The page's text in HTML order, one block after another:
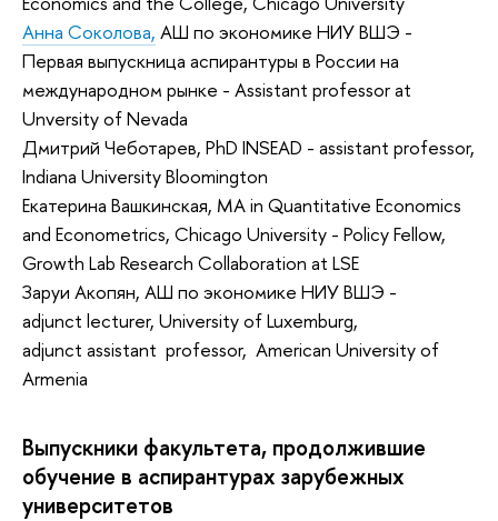
Анна Соколова, АШ по экономике НИУ ВШЭ -
Первая выпускница аспирантуры в России на
международном рынке - Assistant professor at
Unversity of Nevada
Дмитрий Чеботарев, PhD INSEAD - assistant professor,
Indiana University Bloomington
Екатерина Вашкинская, MA in Quantitative Economics
and Econometrics, Chicago University - Policy Fellow,
Growth Lab Research Collaboration at LSE
Заруи Акопян, АШ по экономике НИУ ВШЭ -
adjunct lecturer, University of Luxemburg,
adjunct assistant professor, American University of
Armenia
Выпускники факультета, продолжившие
обучение в аспирантурах зарубежных
университетов